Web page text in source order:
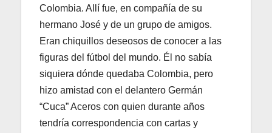
Colombia. Allí fue, en compañía de su
hermano José y de un grupo de amigos.
Eran chiquillos deseosos de conocer a las
figuras del fútbol del mundo. Él no sabía
siquiera dónde quedaba Colombia, pero
hizo amistad con el delantero Germán
“Cuca” Aceros con quien durante años
tendría correspondencia con cartas y